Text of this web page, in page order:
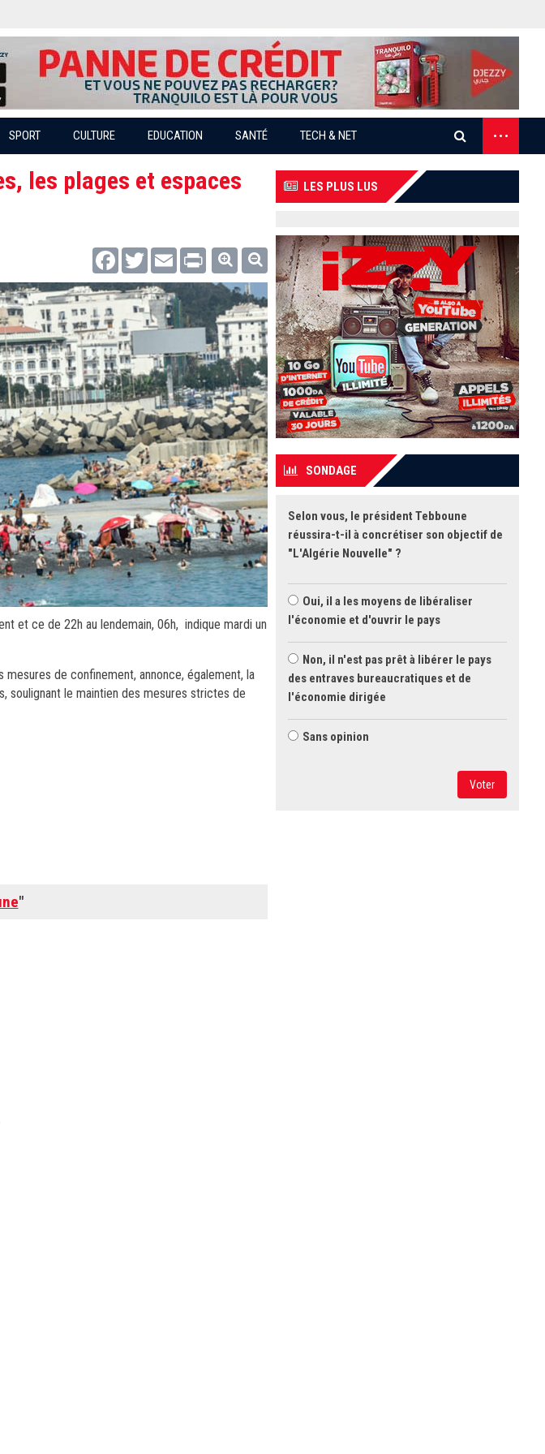
SPORT CULTURE EDUCATION SANTÉ TECH & NET
...
les plages et espaces
FacebookTwitter Email Print
et ce de 22h au lendemain, 06h, indique mardi un
de confinement, annonce, également, la
soulignant le maintien des mesures strictes de
"
LES PLUS LUS
SONDAGE
Selon vous, le président Tebboune
réussira-t-il à concrétiser son objectif de
"L'Algérie Nouvelle" ?
Oui, il a les moyens de libéraliser
l'économie et d'ouvrir le pays
Non, il n'est pas prêt à libérer le pays
des entraves bureaucratiques et de
l'économie dirigée
Sans opinion
Voter